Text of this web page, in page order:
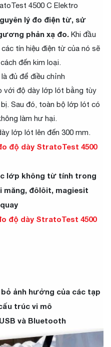
4500 C Elektro
lý đo điện từ, sử
phản xạ đo. Khi đầu
tín hiệu điện từ của nó sẽ
đến kim loại.
đủ để điều chỉnh
với độ dày lớp lót bằng tùy
Sau đó, toàn bộ lớp lót có
làm hư hại.
lớp lót lên đến 300 mm.
độ dày StratoTest 4500
lớp không từ tính trong
măng, đôlôit, magiesit
độ dày StratoTest 4500
ảnh hưởng của các tạp
trúc vi mô
và Bluetooth